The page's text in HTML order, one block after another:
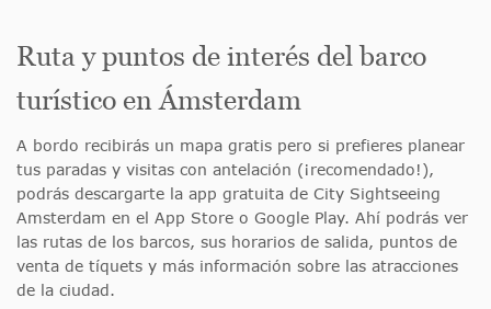
Ruta y puntos de interés del barco
turístico en Ámsterdam
A bordo recibirás un mapa gratis pero si prefieres planear
tus paradas y visitas con antelación (¡recomendado!),
podrás descargarte la app gratuita de City Sightseeing
Amsterdam en el App Store o Google Play. Ahí podrás ver
las rutas de los barcos, sus horarios de salida, puntos de
venta de tíquets y más información sobre las atracciones
de la ciudad.